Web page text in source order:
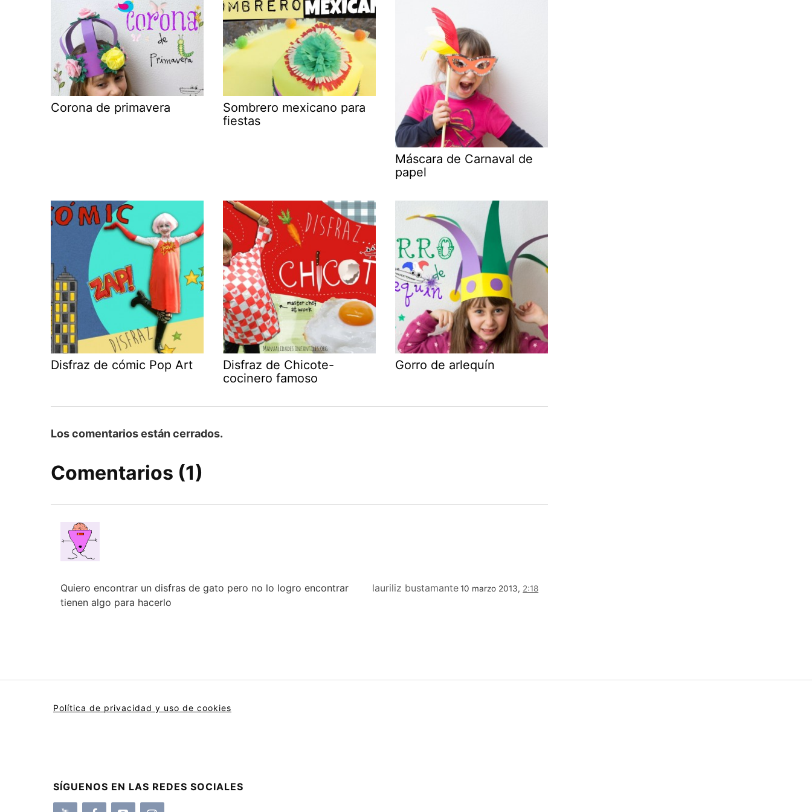
Corona de primavera
Sombrero mexicano para
fiestas
Máscara de Carnaval de
papel
Disfraz de cómic Pop Art
Disfraz de Chicote-
cocinero famoso
Gorro de arlequín
Los comentarios están cerrados.
Comentarios (1)
lauriliz bustamante10 marzo 2013, 2:18
Quiero encontrar un disfras de gato pero no lo logro encontrar
tienen algo para hacerlo
Política de privacidad y uso de cookies
SÍGUENOS EN LAS REDES SOCIALES